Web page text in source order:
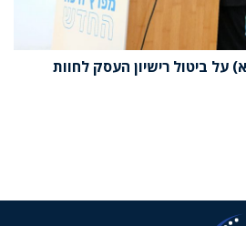
ביטול רישיון העסק לחוות